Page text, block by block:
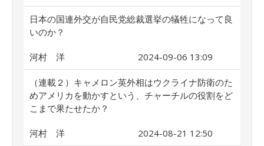
日本の国連外交が自民党総裁選挙の犠牲になって良
いのか？
河村 洋 2024-09-06 13:09
（連載２）キャメロン英外相はウクライナ防衛のた
めアメリカを動かすという、チャーチルの役割をど
こまで果たせたか？
河村 洋 2024-08-21 12:50